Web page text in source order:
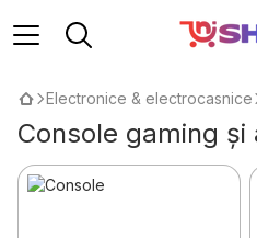
Electronice & electrocasnice
Console gaming și